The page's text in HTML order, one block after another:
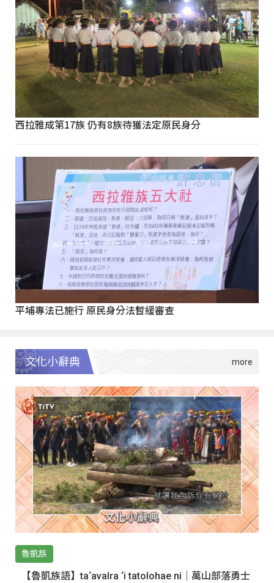
西拉雅成第17族 仍有8族待獲法定原民身分
平埔專法已施行 原民身分法暫緩審查
文化小辭典
魯凱族
【魯凱族語】ta‘avalra ‘i tatolohae ni｜萬山部落勇士